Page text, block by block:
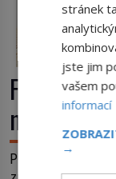
Feng šuej:
má
Proč někdo
stránek
jste jim
vašem
informací
→